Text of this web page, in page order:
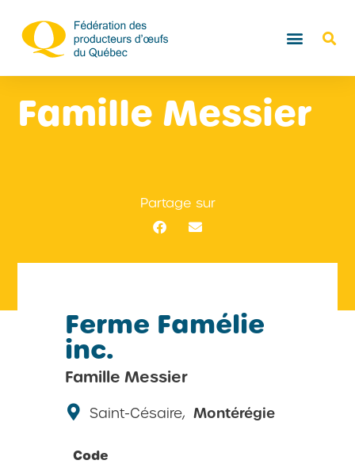
Famille Messier
Partage sur
Ferme Famélie
inc.
Famille Messier
Saint-Césaire, Montérégie
Code